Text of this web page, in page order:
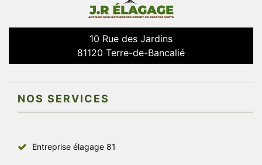
10 Rue des Jardins
81120 Terre-de-Bancalié
NOS SERVICES
Entreprise élagage 81